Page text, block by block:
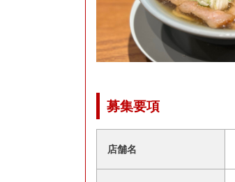
募集要項
店舗名